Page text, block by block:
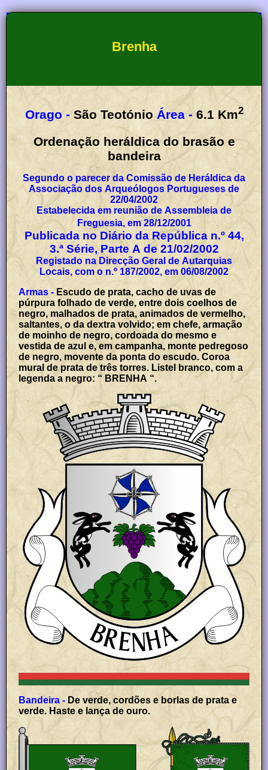
Brenha
Orago - São Teotónio Área - 6.1 Km2
Ordenação heráldica do brasão e
bandeira
Segundo o parecer da Comissão de Heráldica da
Associação dos Arqueólogos Portugueses de
22/04/2002
Estabelecida em reunião de Assembleia de
Freguesia, em 28/12/2001
Publicada no Diário da República n.º 44,
3.ª Série, Parte A de 21/02/2002
Registado na Direcção Geral de Autarquias
Locais, com o n.º 187/2002, em 06/08/2002
Armas - Escudo de prata, cacho de uvas de
púrpura folhado de verde, entre dois coelhos de
negro, malhados de prata, animados de vermelho,
saltantes, o da dextra volvido; em chefe, armação
de moinho de negro, cordoada do mesmo e
vestida de azul e, em campanha, monte pedregoso
de negro, movente da ponta do escudo. Coroa
mural de prata de três torres. Listel branco, com a
legenda a negro: “ BRENHA “.
Bandeira - De verde, cordões e borlas de prata e
verde. Haste e lança de ouro.